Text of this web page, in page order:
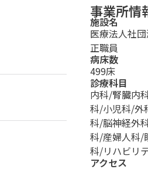
事業所情
施設名
医療法人社
正職員
病床数
499床
診療科目
内科/腎臓内
科/小児科/外
科/脳神経外
科/産婦人科/
科/リハビリ
アクセス